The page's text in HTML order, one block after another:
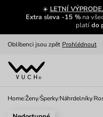
☀️ LETNÍ
Extra sleva -15 % na
platído
Zajímavosti ze světa Vuch:
Zobrazit
Oblíbenci jsou zpět Prohlédnout
Nech se inspirovat
Home/Ženy/Šperky/Náhrdelníky/